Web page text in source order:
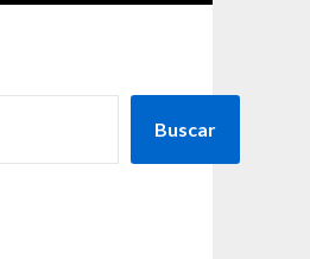
Buscar